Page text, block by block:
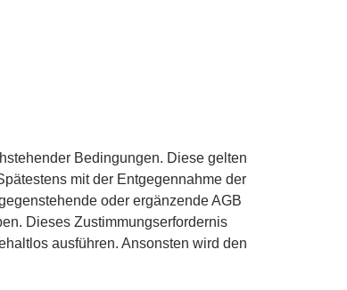
Bedingungen. Diese gelten
mit der Entgegennahme der
oder ergänzende AGB
Dieses Zustimmungserfordernis
ausführen. Ansonsten wird den